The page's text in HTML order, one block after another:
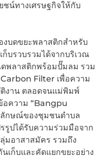
น์ทางเศรษฐกิจให้กับ
บดขยะพลาสติกสำหรับ
บรวบรวมได้จากบริเวณ
ดพลาสติกพร้อมปั๊มลม รวม
Filter เพื่อความ
งาน ตลอดจนแม่พิมพ์
ความ “Bangpu
กษณ์ของชุมชนตำบล
รูปได้รับความร่วมมือจาก
มอาสาสมัคร รวมถึง
เก็บและคัดแยกขยะอย่าง